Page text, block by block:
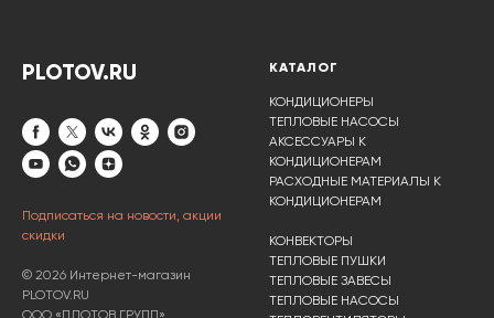
PLOTOV.RU
Подписаться на новости, акции
скидки
© 2026 Интернет-магазин
PLOTOV.RU
ООО «ПЛОТОВ ГРУПП».
КАТАЛОГ
КОНДИЦИОНЕРЫ
ТЕПЛОВЫЕ НАСОСЫ
АКСЕССУАРЫ К
КОНДИЦИОНЕРАМ
РАСХОДНЫЕ МАТЕРИАЛЫ К
КОНДИЦИОНЕРАМ
КОНВЕКТОРЫ
ТЕПЛОВЫЕ ПУШКИ
ТЕПЛОВЫЕ ЗАВЕСЫ
ТЕПЛОВЫЕ НАСОСЫ